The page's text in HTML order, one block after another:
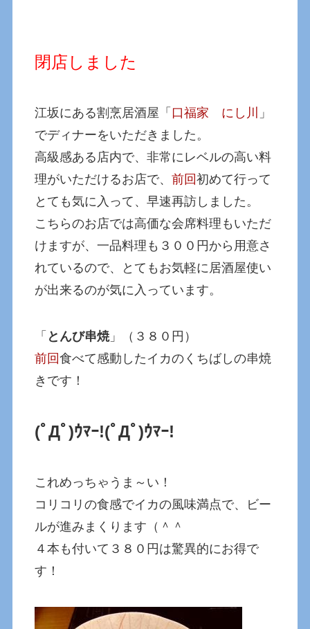
閉店しました
江坂にある割烹居酒屋「 口福家 にし川
」
でディナーをいただきました。
高級感ある店内で、非常にレベルの高い料
理がいただけるお店で、前回初めて行って
とても気に入って、早速再訪しました。
こちらのお店では高価な会席料理もいただ
けますが、一品料理も３００円から用意さ
れているので、とてもお気軽に居酒屋使い
が出来るのが気に入っています。
「 とんび串焼」（３８０円）
前回食べて感動したイカのくちばしの串焼
きです！
(ﾟДﾟ)ｳﾏｰ!(ﾟДﾟ)ｳﾏｰ!
これめっちゃうま～い！
コリコリの食感でイカの風味満点で、ビー
ルが進みまくります（＾＾
４本も付いて３８０円は驚異的にお得で
す！